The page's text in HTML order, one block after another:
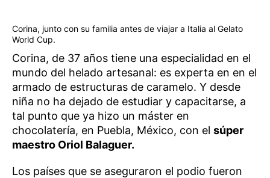
Corina, junto con su familia antes de viajar a Italia al Gelato
World Cup.
Corina, de 37 años tiene una especialidad en el
mundo del helado artesanal: es experta en en el
armado de estructuras de caramelo. Y desde
niña no ha dejado de estudiar y capacitarse, a
tal punto que ya hizo un máster en
chocolatería, en Puebla, México, con el súper
maestro Oriol Balaguer.
Los países que se aseguraron el podio fueron